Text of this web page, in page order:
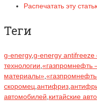
Распечатать эту
Теги
g-energy,g-energy antifreeze
технологии «газпромнефть
материалы»
скоромец антифриз
автомобилей китайские